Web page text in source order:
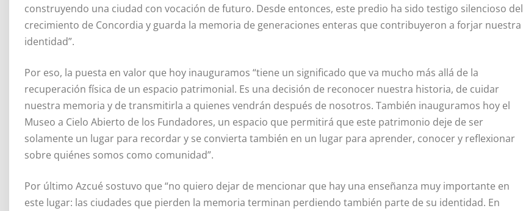
construyendo una ciudad con vocación de futuro. Desde entonces, este predio ha sido testigo silencioso del
crecimiento de Concordia y guarda la memoria de generaciones enteras que contribuyeron a forjar nuestra
identidad”.
Por eso, la puesta en valor que hoy inauguramos “tiene un significado que va mucho más allá de la
recuperación física de un espacio patrimonial. Es una decisión de reconocer nuestra historia, de cuidar
nuestra memoria y de transmitirla a quienes vendrán después de nosotros. También inauguramos hoy el
Museo a Cielo Abierto de los Fundadores, un espacio que permitirá que este patrimonio deje de ser
solamente un lugar para recordar y se convierta también en un lugar para aprender, conocer y reflexionar
sobre quiénes somos como comunidad”.
Por último Azcué sostuvo que “no quiero dejar de mencionar que hay una enseñanza muy importante en
este lugar: las ciudades que pierden la memoria terminan perdiendo también parte de su identidad. En